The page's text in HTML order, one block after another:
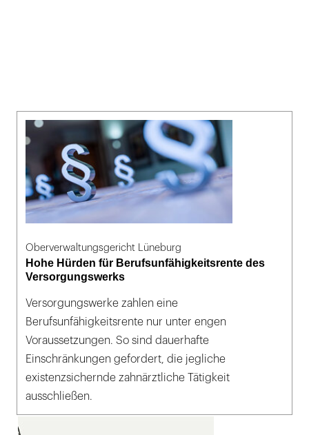
Oberverwaltungsgericht Lüneburg
Hohe Hürden für Berufsunfähigkeitsrente des
Versorgungswerks
Versorgungswerke zahlen eine
Berufsunfähigkeitsrente nur unter engen
Voraussetzungen. So sind dauerhafte
Einschränkungen gefordert, die jegliche
existenzsichernde zahnärztliche Tätigkeit
ausschließen.